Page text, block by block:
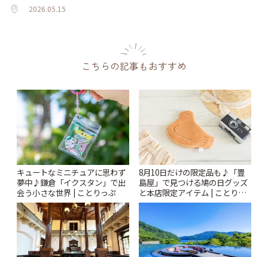
2026.05.15
こちらの記事もおすすめ
キュートなミニチュアに思わず
夢中♪鎌倉「イクスタン」で出
会う小さな世界 | ことりっぷ
8月10日だけの限定品も♪「豊
島屋」で見つける鳩の日グッズ
と本店限定アイテム | ことりっ
ぷ